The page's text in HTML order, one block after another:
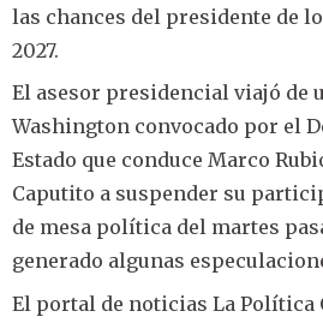
las chances del presidente de
2027.
El asesor presidencial viajó de
Washington convocado por el
Estado que conduce Marco
Caputito a suspender su
de mesa política del martes
generado algunas
El portal de noticias La Política